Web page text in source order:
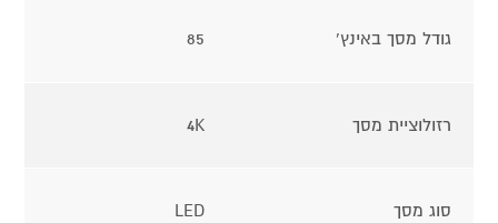
גודל מסך באינץ' 85
רזולוציית מסך 4K
סוג מסך LED